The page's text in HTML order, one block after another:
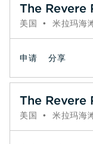
The Revere
美国 • 米拉玛海
申请 分享
The Revere
美国 • 米拉玛海